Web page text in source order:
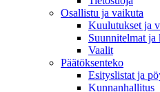
Osallistu ja vaikuta
Kuulutukset ja
Suunnitelmat ja
Vaalit
Päätöksenteko
Esityslistat ja
Kunnanhallitus